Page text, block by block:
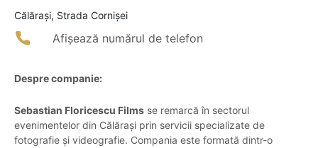
Călăraşi, Strada Cornișei
Afișează numărul de telefon
Despre companie:
Sebastian Floricescu Films se remarcă în sectorul
evenimentelor din Călărași prin servicii specializate de
fotografie și videografie. Compania este formată dintr-o